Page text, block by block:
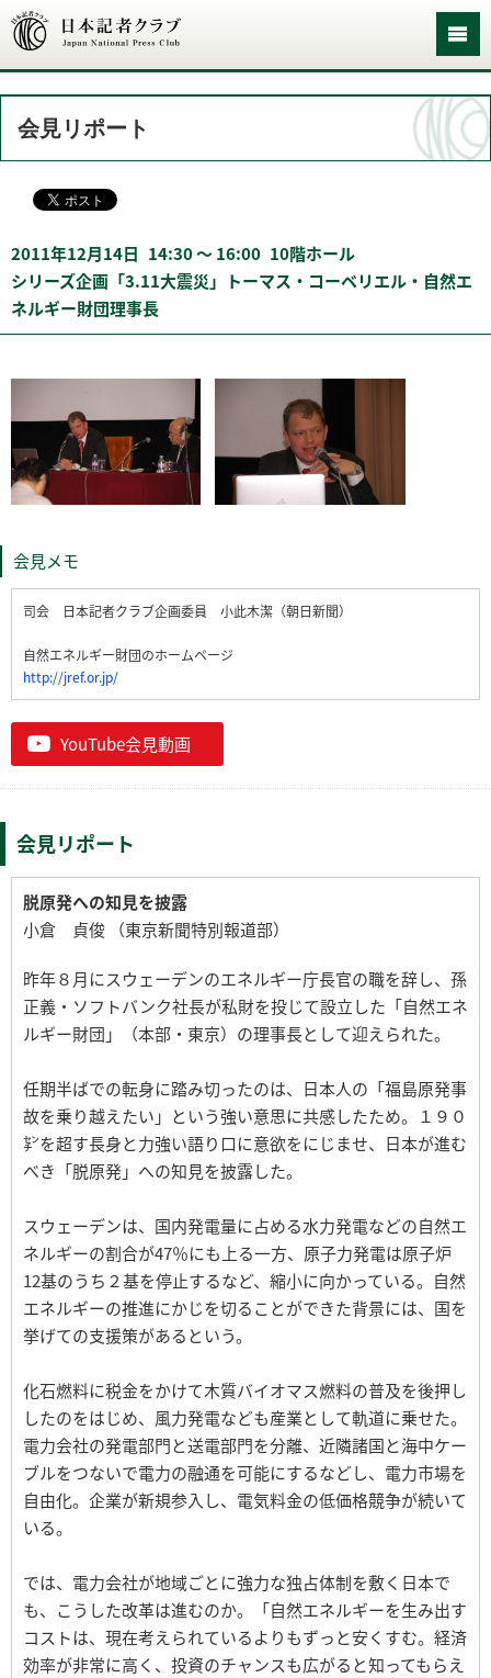
会見リポート
2011年12月14日 14:30 〜 16:00 10階ホール
シリーズ企画「3.11大震災」トーマス・コーベリエル・自然エ
ネルギー財団理事長
会見メモ
司会 日本記者クラブ企画委員 小此木潔（朝日新聞）
自然エネルギー財団のホームページ
http://jref.or.jp/
YouTube会見動画
会見リポート
脱原発への知見を披露
小倉 貞俊 （東京新聞特別報道部）
昨年８月にスウェーデンのエネルギー庁長官の職を辞し、孫
正義・ソフトバンク社長が私財を投じて設立した「自然エネ
ルギー財団」（本部・東京）の理事長として迎えられた。
任期半ばでの転身に踏み切ったのは、日本人の「福島原発事
故を乗り越えたい」という強い意思に共感したため。１９０
㌢を超す長身と力強い語り口に意欲をにじませ、日本が進む
べき「脱原発」への知見を披露した。
スウェーデンは、国内発電量に占める水力発電などの自然エ
ネルギーの割合が47％にも上る一方、原子力発電は原子炉
12基のうち２基を停止するなど、縮小に向かっている。自然
エネルギーの推進にかじを切ることができた背景には、国を
挙げての支援策があるという。
化石燃料に税金をかけて木質バイオマス燃料の普及を後押し
したのをはじめ、風力発電なども産業として軌道に乗せた。
電力会社の発電部門と送電部門を分離、近隣諸国と海中ケー
ブルをつないで電力の融通を可能にするなどし、電力市場を
自由化。企業が新規参入し、電気料金の低価格競争が続いて
いる。
では、電力会社が地域ごとに強力な独占体制を敷く日本で
も、こうした改革は進むのか。「自然エネルギーを生み出す
コストは、現在考えられているよりもずっと安くすむ。経済
効率が非常に高く、投資のチャンスも広がると知ってもらえ